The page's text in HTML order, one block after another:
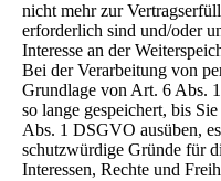
nicht mehr zur
erforderlich sind und/oder
Interesse an der
Bei der Verarbeitung von
Grundlage von Art. 6 Abs.
so lange gespeichert, bis
Abs. 1 DSGVO ausüben,
schutzwürdige Gründe für
Interessen, Rechte und